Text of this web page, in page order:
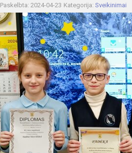
Paskelbta: 2024-04-23 Kategorija: Sveikinimai